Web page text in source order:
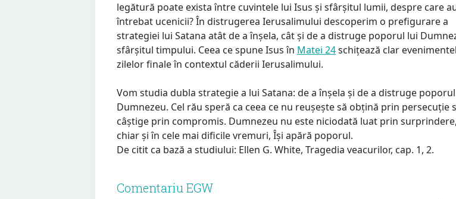
legătură poate exista între cuvintele lui Isus și sfârșitul lumii, despre care
întrebat ucenicii? În distrugerea Ierusalimului descoperim o prefigurare a
strategiei lui Satana atât de a înșela, cât și de a distruge poporul lui
sfârșitul timpului. Ceea ce spune Isus în Matei 24schițează clar
zilelor finale în contextul căderii Ierusalimului.
Vom studia dubla strategie a lui Satana: de a înșela și de a distruge
Dumnezeu. Cel rău speră ca ceea ce nu reușește să obțină prin persecuție
câștige prin compromis. Dumnezeu nu este niciodată luat prin
chiar și în cele mai dificile vremuri, Își apără poporul.
De citit ca bază a studiului: Ellen G. White, Tragedia veacurilor, cap. 1, 2.
Comentariu EGW